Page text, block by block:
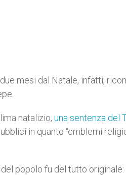
mesi dal Natale, infatti,
natalizio, una sentenza del
in quanto “emblemi
popolo fu del tutto originale: